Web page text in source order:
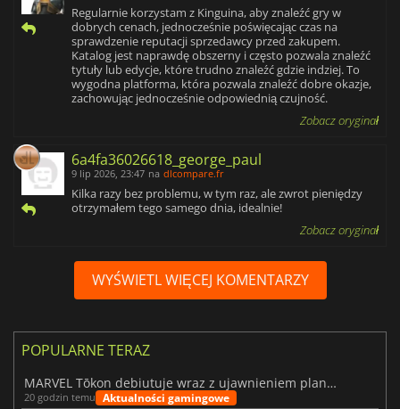
Regularnie korzystam z Kinguina, aby znaleźć gry w
dobrych cenach, jednocześnie poświęcając czas na
sprawdzenie reputacji sprzedawcy przed zakupem.
Katalog jest naprawdę obszerny i często pozwala znaleźć
tytuły lub edycje, które trudno znaleźć gdzie indziej. To
wygodna platforma, która pozwala znaleźć dobre okazje,
zachowując jednocześnie odpowiednią czujność.
Zobacz oryginał
6a4fa36026618_george_paul
9 lip 2026, 23:47 na dlcompare.fr
Kilka razy bez problemu, w tym raz, ale zwrot pieniędzy
otrzymałem tego samego dnia, idealnie!
Zobacz oryginał
WYŚWIETL WIĘCEJ KOMENTARZY
POPULARNE TERAZ
MARVEL Tōkon debiutuje wraz z ujawnieniem planu rozwoju na pierwszy rok
20 godzin temu Aktualności gamingowe